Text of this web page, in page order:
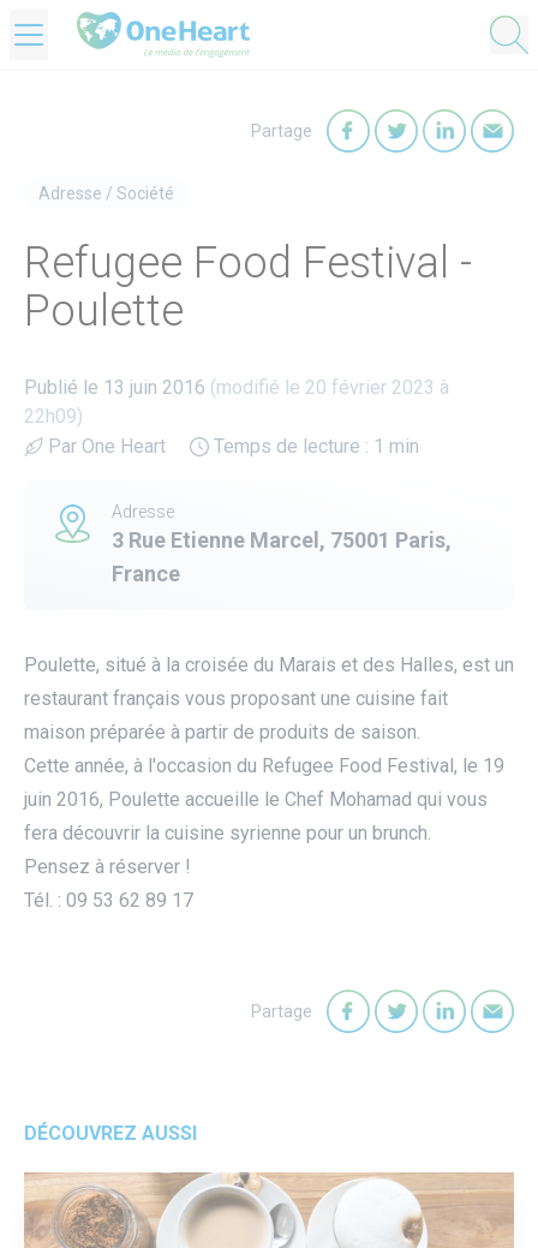
Partage
Adresse / Société
Refugee Food Festival -
Poulette
Publié le 13 juin 2016 (modifié le 20 février 2023 à
22h09)
Par One Heart
Temps de lecture : 1 min
Adresse
3 Rue Etienne Marcel, 75001 Paris,
France
Poulette, situé à la croisée du Marais et des Halles, est un
restaurant français vous proposant une cuisine fait
maison préparée à partir de produits de saison.
Cette année, à l'occasion du Refugee Food Festival, le 19
juin 2016, Poulette accueille le Chef Mohamad qui vous
fera découvrir la cuisine syrienne pour un brunch.
Pensez à réserver !
Tél. : 09 53 62 89 17
Partage
DÉCOUVREZ AUSSI